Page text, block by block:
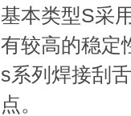
基本类型S采
有较高的稳定
s系列焊接刮
点。